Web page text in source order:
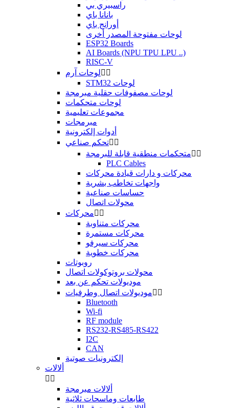
راسبيري بي
بانانا باي
أورانج باي
لوحات مفتوحة المصدر أخرى
ESP32 Boards
AI Boards (NPU TPU LPU ..)
RISC-V
لوحات آرم 
STM32 لوحات
لوحات مصفوفات حقلية مبرمجة
لوحات متحكمات
مجموعات تعليمية
مبرمجات
أدوات إلكترونية
تحكم صناعي 
متحكمات منطقية قابلة للبرمجة 
PLC Cables
محركات و دارات قيادة محركات
واجهات تخاطب بشرية
حساسات صناعية
محولات اتصال
محركات 
محركات متناوبة
محركات مستمرة
محركات سيرفو
محركات خطوية
روبوتات
محولات بروتوكولات اتصال
موديولات تحكم عن بعد
موديولات اتصال وطرفيات 
Bluetooth
Wi-fi
RF module
RS232-RS485-RS422
I2C
CAN
إلكترونيات صوتية
ألالات
 
ألالات مبرمجة
طابعات وماسحات ثلاثية